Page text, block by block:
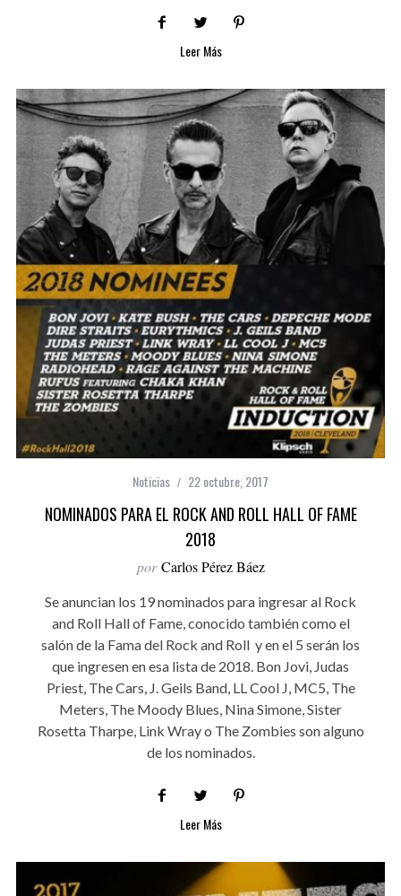
Leer Más
Noticias 22 octubre, 2017
NOMINADOS PARA EL ROCK AND ROLL HALL OF FAME
2018
por Carlos Pérez Báez
Se anuncian los 19 nominados para ingresar al Rock
and Roll Hall of Fame, conocido también como el
salón de la Fama del Rock and Roll y en el 5 serán los
que ingresen en esa lista de 2018. Bon Jovi, Judas
Priest, The Cars, J. Geils Band, LL Cool J, MC5, The
Meters, The Moody Blues, Nina Simone, Sister
Rosetta Tharpe, Link Wray o The Zombies son alguno
de los nominados.
Leer Más